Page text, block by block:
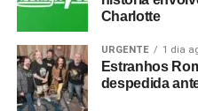
Álbum de rock: HAIM, com
junho e que aparentemente,
do ano – mas cujo repertório
jurados. O que pode
novelaQuatro por quatro
Charlotte
URGENTE 1 dia
Estranhos
despedida